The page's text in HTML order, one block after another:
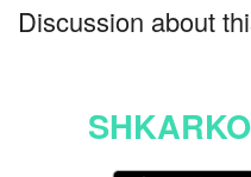
Discussion about